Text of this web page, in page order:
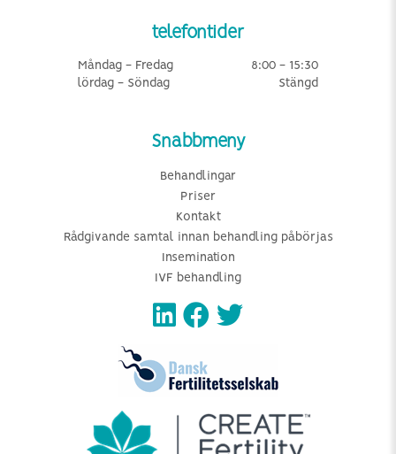
telefontider
Måndag - Fredag
8:00 - 15:30
lördag - Söndag
Stängd
Snabbmeny
Behandlingar
Priser
Kontakt
Rådgivande samtal innan behandling påbörjas
Insemination
IVF behandling